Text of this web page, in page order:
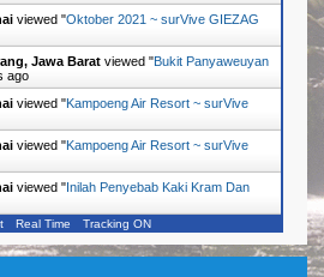
viewed "Oktober 2021 ~ surVive GIEZAG
Jawa Barat viewed "Bukit Panyaweuyan
ago
viewed "Kampoeng Air Resort ~ surVive
viewed "Kampoeng Air Resort ~ surVive
viewed "Inilah Penyebab Kaki Kram Dan
Real Time Tracking ON